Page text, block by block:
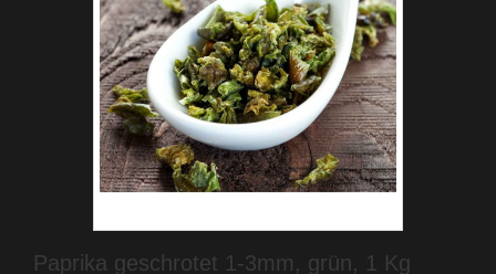
Paprika geschrotet 1-3mm, grün, 1 Kg